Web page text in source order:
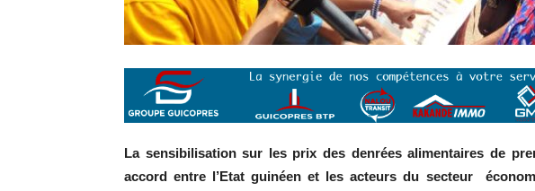
La sensibilisation sur les prix des denrées alimentaires de
accord entre l’Etat guinéen et les acteurs du secteur